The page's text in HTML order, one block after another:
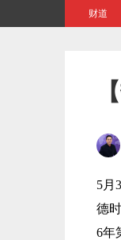
财道
5月
德
6年